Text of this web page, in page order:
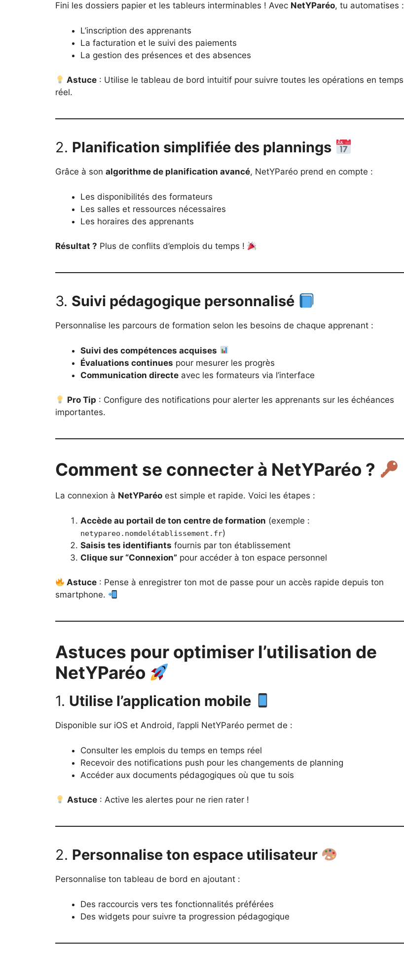
Fini les dossiers papier et les tableurs interminables ! Avec NetYParéo, tu automatises :
L’inscription des apprenants
La facturation et le suivi des paiements
La gestion des présences et des absences
Astuce : Utilise le tableau de bord intuitif pour suivre toutes les opérations en temps
réel.
2. Planification simplifiée des plannings
Grâce à son algorithme de planification avancé, NetYParéo prend en compte :
Les disponibilités des formateurs
Les salles et ressources nécessaires
Les horaires des apprenants
Résultat ? Plus de conflits d’emplois du temps !
3. Suivi pédagogique personnalisé
Personnalise les parcours de formation selon les besoins de chaque apprenant :
Suivi des compétences acquises
Évaluations continues pour mesurer les progrès
Communication directe avec les formateurs via l’interface
Pro Tip : Configure des notifications pour alerter les apprenants sur les échéances
importantes.
Comment se connecter à NetYParéo ?
La connexion à NetYParéo est simple et rapide. Voici les étapes :
Accède au portail de ton centre de formation (exemple :
netypareo.nomdelétablissement.fr)
Saisis tes identifiants fournis par ton établissement
Clique sur “Connexion” pour accéder à ton espace personnel
Astuce : Pense à enregistrer ton mot de passe pour un accès rapide depuis ton
smartphone.
Astuces pour optimiser l’utilisation de
NetYParéo
1. Utilise l’application mobile
Disponible sur iOS et Android, l’appli NetYParéo permet de :
Consulter les emplois du temps en temps réel
Recevoir des notifications push pour les changements de planning
Accéder aux documents pédagogiques où que tu sois
Astuce : Active les alertes pour ne rien rater !
2. Personnalise ton espace utilisateur
Personnalise ton tableau de bord en ajoutant :
Des raccourcis vers tes fonctionnalités préférées
Des widgets pour suivre ta progression pédagogique